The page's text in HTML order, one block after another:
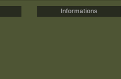
Informations